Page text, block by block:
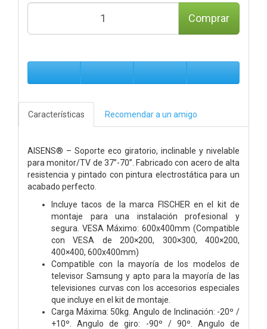
Comprar
Características Recomendar a un amigo
AISENS® – Soporte eco giratorio, inclinable y nivelable
para monitor/TV de 37”-70”. Fabricado con acero de alta
resistencia y pintado con pintura electrostática para un
acabado perfecto.
Incluye tacos de la marca FISCHER en el kit de
montaje para una instalación profesional y
segura. VESA Máximo: 600x400mm (Compatible
con VESA de 200×200, 300×300, 400×200,
400×400, 600x400mm)
Compatible con la mayoría de los modelos de
televisor Samsung y apto para la mayoría de las
televisiones curvas con los accesorios especiales
que incluye en el kit de montaje.
Carga Máxima: 50kg. Angulo de Inclinación: -20º /
+10º. Angulo de giro: -90º / 90º. Angulo de